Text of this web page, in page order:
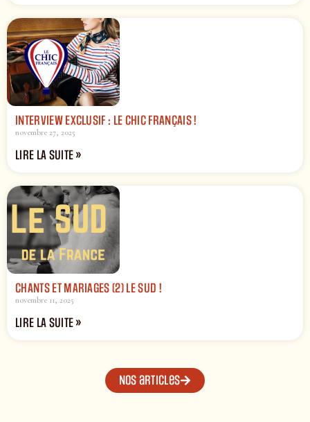
INTERVIEW EXCLUSIF : LE CHIC FRANÇAIS !
novembre 27, 2025
LIRE LA SUITE »
CHANTS ET MARIAGES (2) LE SUD !
novembre 11, 2025
LIRE LA SUITE »
Nos articles